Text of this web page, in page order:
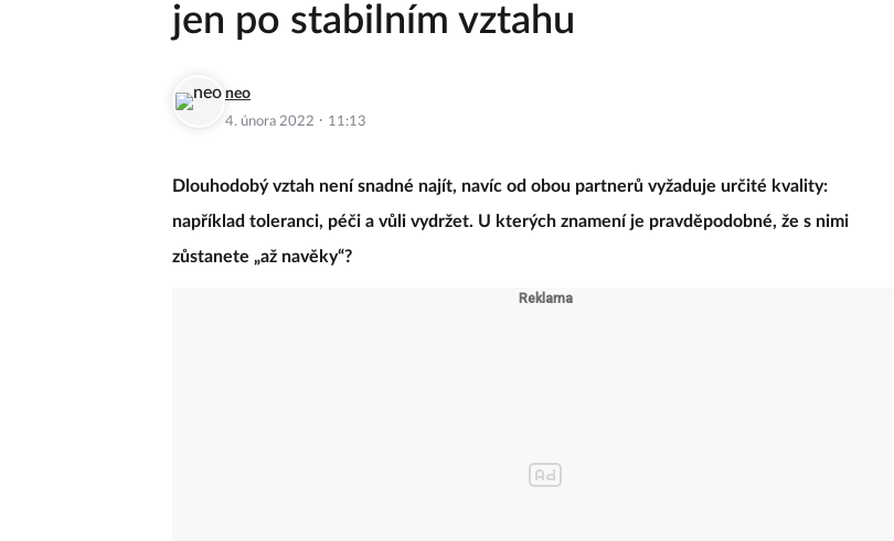
jen po stabilním vztahu
neo
4. února 2022 · 11:13
Dlouhodobý vztah není snadné najít, navíc od obou partnerů vyžaduje určité kvality:
například toleranci, péči a vůli vydržet. U kterých znamení je pravděpodobné, že s nimi
zůstanete „až navěky“?